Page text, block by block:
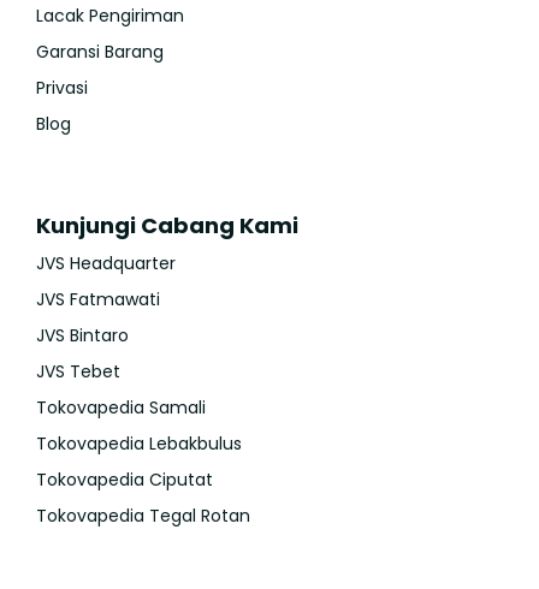
Lacak Pengiriman
Garansi Barang
Privasi
Blog
Kunjungi Cabang Kami
JVS Headquarter
JVS Fatmawati
JVS Bintaro
JVS Tebet
Tokovapedia Samali
Tokovapedia Lebakbulus
Tokovapedia Ciputat
Tokovapedia Tegal Rotan